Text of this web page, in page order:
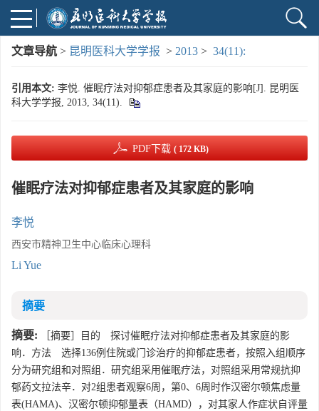
文章导航 > 昆明医科大学学报 > 2013 > 34(11):
引用本文: 李悦. 催眠疗法对抑郁症患者及其家庭的影响[J]. 昆明医
科大学学报, 2013, 34(11).
PDF下载 ( 172 KB)
催眠疗法对抑郁症患者及其家庭的影响
李悦
西安市精神卫生中心临床心理科
Li Yue
摘要
摘要: ［摘要］目的 探讨催眠疗法对抑郁症患者及其家庭的影
响．方法 选择136例住院或门诊治疗的抑郁症患者，按照入组顺序
分为研究组和对照组．研究组采用催眠疗法，对照组采用常规抗抑
郁药文拉法辛．对2组患者观察6周，第0、6周时作汉密尔顿焦虑量
表(HAMA)、汉密尔顿抑郁量表（HAMD），对其家人作症状自评量